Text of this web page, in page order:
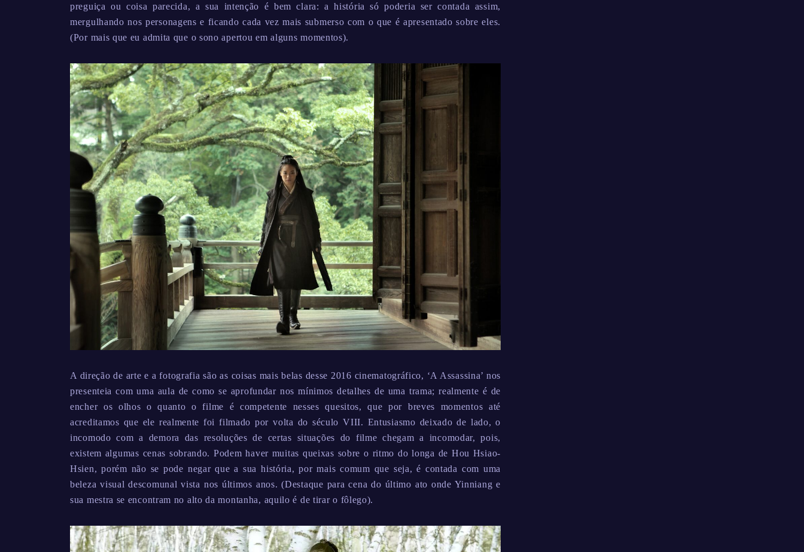
preguiça ou coisa parecida, a sua intenção é bem clara: a história só poderia ser contada assim,
mergulhando nos personagens e ficando cada vez mais submerso com o que é apresentado sobre eles.
(Por mais que eu admita que o sono apertou em alguns momentos).
A direção de arte e a fotografia são as coisas mais belas desse 2016 cinematográfico, ‘A Assassina’ nos
presenteia com uma aula de como se aprofundar nos mínimos detalhes de uma trama; realmente é de
encher os olhos o quanto o filme é competente nesses quesitos, que por breves momentos até
acreditamos que ele realmente foi filmado por volta do século VIII. Entusiasmo deixado de lado, o
incomodo com a demora das resoluções de certas situações do filme chegam a incomodar, pois,
existem algumas cenas sobrando. Podem haver muitas queixas sobre o ritmo do longa de Hou Hsiao-
Hsien, porém não se pode negar que a sua história, por mais comum que seja, é contada com uma
beleza visual descomunal vista nos últimos anos. (Destaque para cena do último ato onde Yinniang e
sua mestra se encontram no alto da montanha, aquilo é de tirar o fôlego).